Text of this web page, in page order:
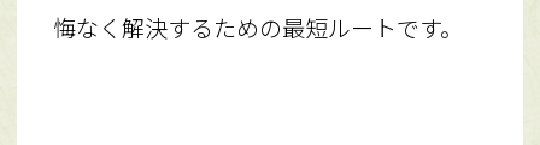
悔なく解決するための最短ルートです。